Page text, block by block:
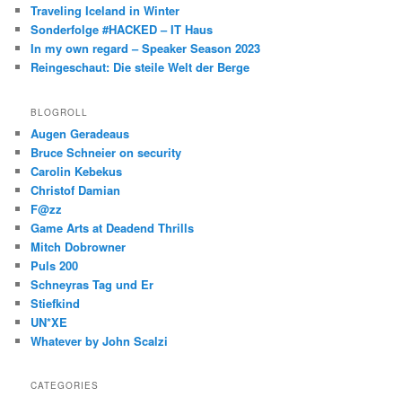
Traveling Iceland in Winter
Sonderfolge #HACKED – IT Haus
In my own regard – Speaker Season 2023
Reingeschaut: Die steile Welt der Berge
BLOGROLL
Augen Geradeaus
Bruce Schneier on security
Carolin Kebekus
Christof Damian
F@zz
Game Arts at Deadend Thrills
Mitch Dobrowner
Puls 200
Schneyras Tag und Er
Stiefkind
UN*XE
Whatever by John Scalzi
CATEGORIES